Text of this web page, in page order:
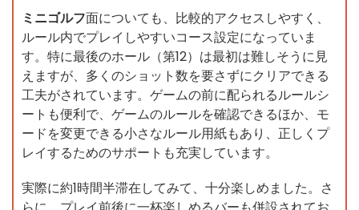
ミニゴルフ面についても、比較的アクセスしやすく、
ルール内でプレイしやすいコース設定になっていま
す。特に最後のホール（第12）は最初は難しそうに見
えますが、多くのショット数を要さずにクリアできる
工夫がされています。ゲームの前に配られるルールシ
ートも便利で、ゲームのルールを確認できるほか、モ
ードを変更できる小さなルール用紙もあり、正しくプ
レイするためのサポートも充実しています。
実際に約1時間半滞在してみて、十分楽しめました。さ